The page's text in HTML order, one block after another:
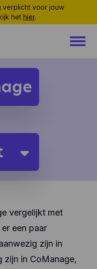
verplicht voor jouw
het hier.
vergelijkt met
een paar
zijn in
zijn in CoManage,